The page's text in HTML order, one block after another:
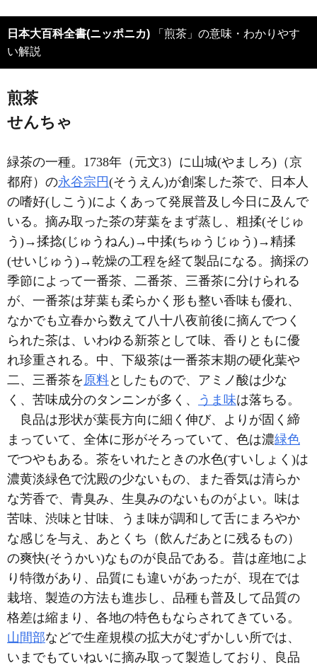
日本大百科全書(ニッポニカ)
い解説
煎茶
せんちゃ
緑茶の一種。1738年（元文3）に山城(やましろ)（京
都府）の永谷宗円(そうえん)が創案した茶で、日本人
の嗜好(しこう)によくあって発展普及し今日に及んで
いる。摘み取った茶の芽葉をまず蒸し、粗揉(そじゅ
う)→揉捻(じゅうねん)→中揉(ちゅうじゅう)→精揉
(せいじゅう)→乾燥の工程を経て製品になる。摘採の
季節によって一番茶、二番茶、三番茶に分けられる
が、一番茶は芽葉も柔らかく形も整い香味も優れ、
なかでも立春から数えて八十八夜前後に摘んでつく
られた茶は、いわゆる新茶として味、香りともに優
れ珍重される。中、下級茶は一番茶末期の硬化葉や
二、三番茶を 原料としたもので、アミノ酸は少な
く、苦味成分のタンニンが多く、
うま味は落ちる。
良品は形状が葉長方向に細く伸び、よりが固く締
まっていて、全体に形がそろっていて、色は濃緑色
でつやもある。茶をいれたときの水色(すいしょく)は
濃黄淡緑色で沈殿の少ないもの、また香気は清らか
な芳香で、青臭み、生臭みのないものがよい。味は
苦味、渋味と甘味、うま味が調和して舌にまろやか
な感じを与え、あとくち（飲んだあとに残るもの）
の爽快(そうかい)なものが良品である。昔は産地によ
り特徴があり、品質にも違いがあったが、現在では
栽培、製造の方法も進歩し、品種も普及して品質の
格差は縮まり、各地の特色もならされてきている。
山間部などで生産規模の拡大がむずかしい所では、
いまでもていねいに摘み取って製造しており、良品